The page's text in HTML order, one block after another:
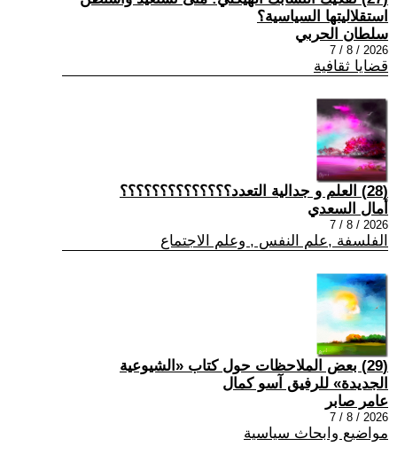
استقلاليتها السياسية؟
سلطان الحربي
2026 / 8 / 7
قضايا ثقافية
(28) العلم و جدالية التعدد؟؟؟؟؟؟؟؟؟؟؟؟؟؟
أمال السعدي
2026 / 8 / 7
الفلسفة ,علم النفس , وعلم الاجتماع
(29) بعض الملاحظات حول كتاب «الشيوعية
الجديدة» للرفيق آسو كمال
عامر صابر
2026 / 8 / 7
مواضيع وابحاث سياسية